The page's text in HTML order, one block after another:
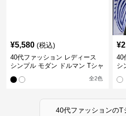
¥5,580 (税込)
40代ファッション レディース
シンプル モダン ドルマン Tシャ
全2色
¥
40
シ
40代ファッションのT